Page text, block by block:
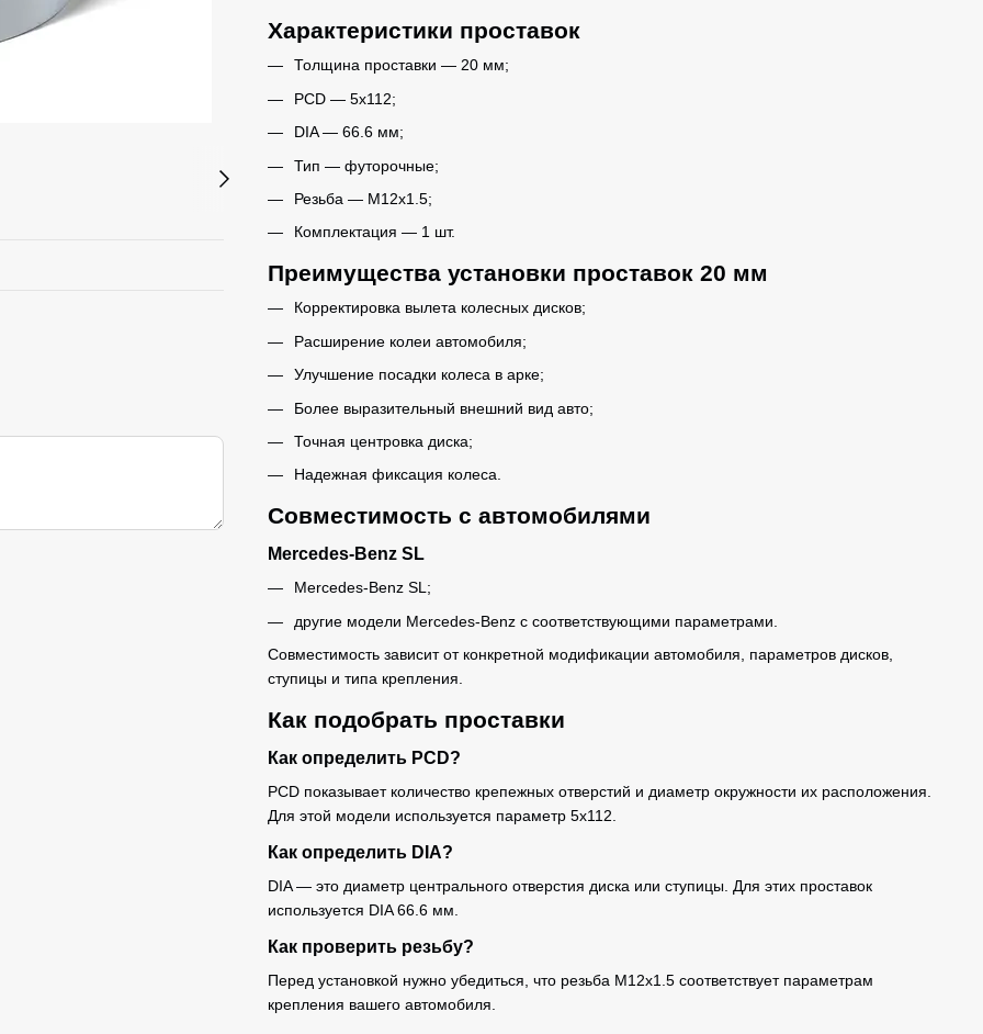
Характеристики проставок
Толщина проставки — 20 мм;
PCD — 5x112;
DIA — 66.6 мм;
Тип — футорочные;
Резьба — M12x1.5;
Комплектация — 1 шт.
Преимущества установки проставок 20 мм
Корректировка вылета колесных дисков;
Расширение колеи автомобиля;
Улучшение посадки колеса в арке;
Более выразительный внешний вид авто;
Точная центровка диска;
Надежная фиксация колеса.
Совместимость с автомобилями
Mercedes-Benz SL
Mercedes-Benz SL;
другие модели Mercedes-Benz с соответствующими параметрами.
Совместимость зависит от конкретной модификации автомобиля, параметров дисков,
ступицы и типа крепления.
Как подобрать проставки
Как определить PCD?
PCD показывает количество крепежных отверстий и диаметр окружности их расположения.
Для этой модели используется параметр 5x112.
Как определить DIA?
DIA — это диаметр центрального отверстия диска или ступицы. Для этих проставок
используется DIA 66.6 мм.
Как проверить резьбу?
Перед установкой нужно убедиться, что резьба M12x1.5 соответствует параметрам
крепления вашего автомобиля.